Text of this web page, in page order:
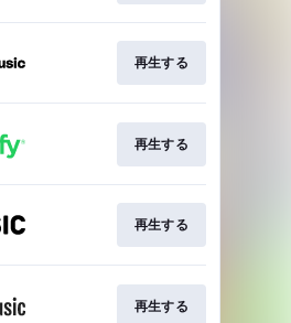
再生する
再生する
再生する
再生する